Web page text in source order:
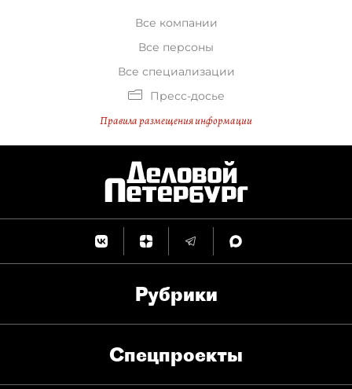
Все компании
Все персоны
Все специализации
Пресс-досье
Правила размещения информации
Рубрики
Спец­проекты